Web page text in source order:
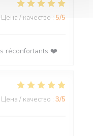
Цена / качество : 5/5
réconfortants ❤️
Цена / качество : 3/5